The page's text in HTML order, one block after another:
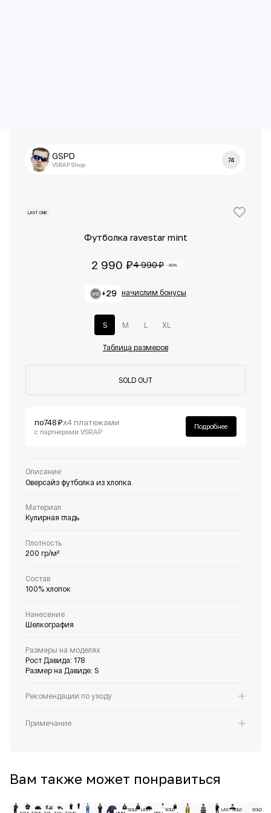
GSPD
VSRAP Shop
74
LAST ONE
Футболка ravestar mint
2 990 ₽4 990 ₽ -40%
+29 начислим бонусы
S M L XL
Таблица размеров
SOLD OUT
по 748 ₽х4 платежами
с партнерами VSRAP
Подробнее
Описание
Оверсайз футболка из хлопка.
Материал
Кулирная гладь
Плотность
200 гр/м²
Состав
100% хлопок
Нанесение
Шелкография
Размеры на моделях
Рост Давида: 178
Размер на Давиде: S
Рекомендации по уходу
Примечание
Вам также может понравиться
SOLD
LAST
SOLD
LASTSOLD
SOLD